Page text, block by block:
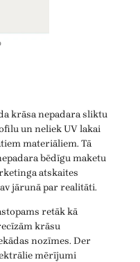
krāsa nepadara sliktu
un neliek UV lakai
materiāliem. Tā
bēdīgu maketu
atskaites
jārunā par realitāti.
retāk kā
krāsu
nozīmes. Der
mērījumi